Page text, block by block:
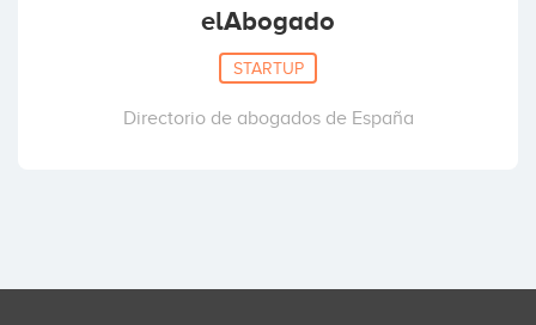
elAbogado
STARTUP
Directorio de abogados de España